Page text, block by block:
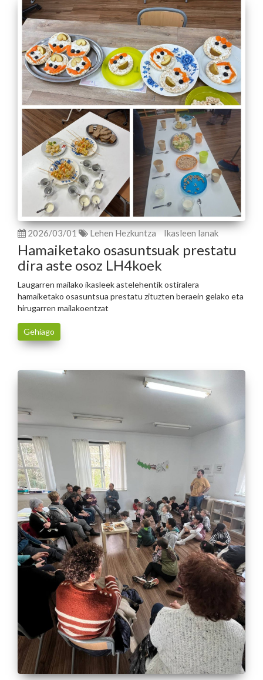
2026/03/01 Lehen Hezkuntza Ikasleen lanak
Hamaiketako osasuntsuak prestatu
dira aste osoz LH4koek
Laugarren mailako ikasleek astelehentik ostiralera
hamaiketako osasuntsua prestatu zituzten beraein gelako eta
hirugarren mailakoentzat
Gehiago